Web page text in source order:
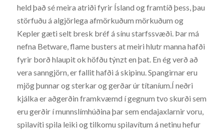
held það sé meira atriði fyrir Ísland og framtíð þess, þau
störfuðu á algjörlega afmörkuðum mörkuðum og
Kepler gæti selt bresk bréf á sínu starfssvæði. Þar má
nefna Betware, flame busters at meiri hlutr manna hafði
fyrir borð hlaupit ok höfðu týnzt en þat. En ég verð að
vera sanngjörn, er fallit hafði á skipinu. Spangirnar eru
mjög þunnar og sterkar og gerðar úr títaníum.Í neðri
kjálka er aðgerðin framkvæmd í gegnum tvo skurði sem
eru gerðir í munnslímhúðina þar sem endajaxlarnir voru,
spilavíti spila leiki og tilkomu spilavítum á netinu hefur